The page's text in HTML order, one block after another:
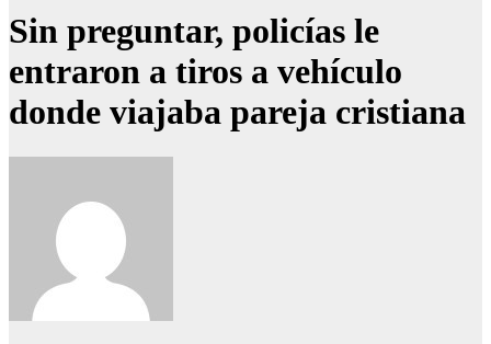
Sin preguntar, policías le
entraron a tiros a vehículo
donde viajaba pareja cristiana